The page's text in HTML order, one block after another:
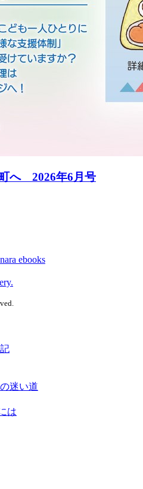
へ 2026年6月号
迷い道
は